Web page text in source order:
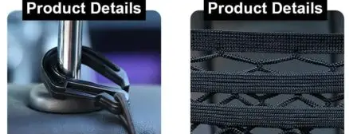
Navigație Skoda Fabia 1
Navigație Skoda Fabia 2
Navigație Skoda Octavia 1
Navigație Skoda Octavia 2
Navigație Skoda Octavia 3
Navigație Skoda Rapid
Navigație Skoda Superb 1
Navigație Skoda Superb 2
Navigație Toyota Avensis T25